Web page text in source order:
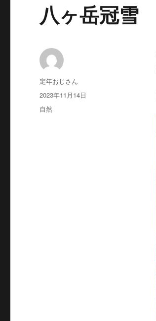
八ヶ岳冠雪
投
稿
定年おじさん
投
稿
2023年11月14日
カ
自然